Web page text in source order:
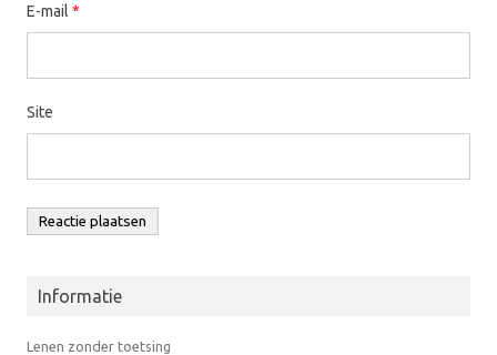
E-mail *
Site
Informatie
Lenen zonder toetsing